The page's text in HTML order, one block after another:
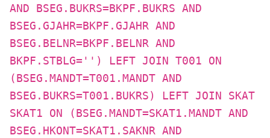
AND BSEG.BUKRS=BKPF.BUKRS AND
BSEG.GJAHR=BKPF.GJAHR AND
BSEG.BELNR=BKPF.BELNR AND
BKPF.STBLG='') LEFT JOIN T001 ON
(BSEG.MANDT=T001.MANDT AND
BSEG.BUKRS=T001.BUKRS) LEFT JOIN SKAT
SKAT1 ON (BSEG.MANDT=SKAT1.MANDT AND
BSEG.HKONT=SKAT1.SAKNR AND